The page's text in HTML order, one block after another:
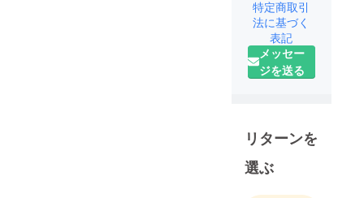
卒業後、和
歌山の住宅
株式会社に
て営業とし
て勤務。
であるまつ
就農。
特定商取引
法に基づく
表記
メッセー
ジを送る
リターンを
選ぶ